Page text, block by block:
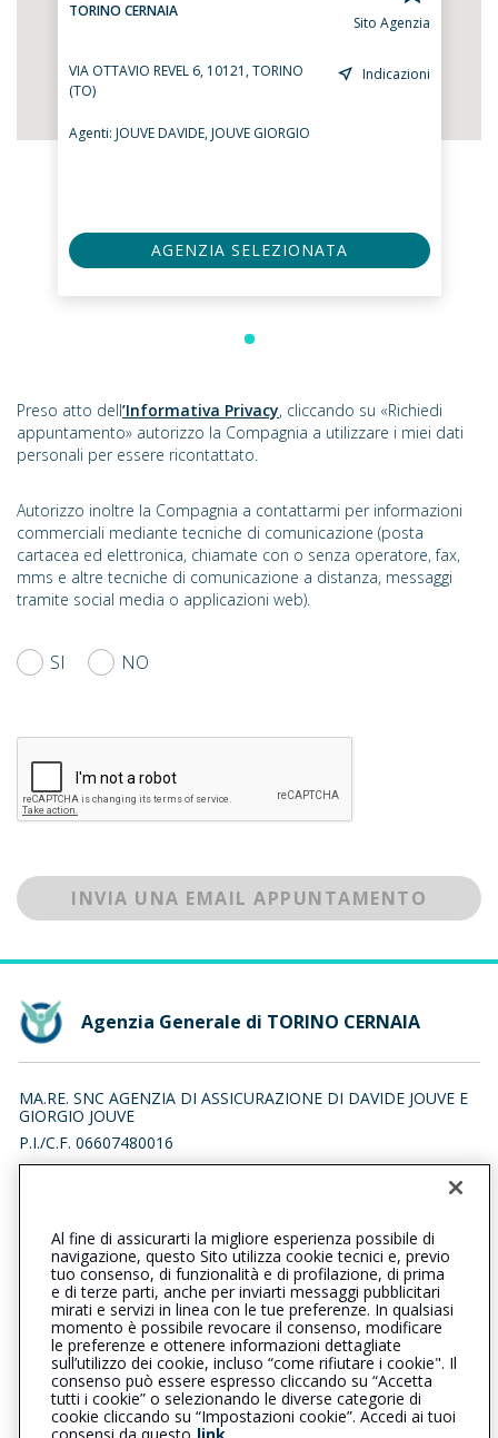
TORINO CERNAIA
Sito Agenzia
VIA OTTAVIO REVEL 6, 10121, TORINO
(TO)
Indicazioni
Agenti: JOUVE DAVIDE,JOUVE GIORGIO
AGENZIA SELEZIONATA
Preso atto dell’Informativa Privacy, cliccando su «Richiedi
appuntamento» autorizzo la Compagnia a utilizzare i miei dati
personali per essere ricontattato.
Autorizzo inoltre la Compagnia a contattarmi per informazioni
commerciali mediante tecniche di comunicazione (posta
cartacea ed elettronica, chiamate con o senza operatore, fax,
mms e altre tecniche di comunicazione a distanza, messaggi
tramite social media o applicazioni web).
SI NO
INVIA UNA EMAIL APPUNTAMENTO
Agenzia Generale di TORINO CERNAIA
MA.RE. SNC AGENZIA DI ASSICURAZIONE DI DAVIDE JOUVE E
GIORGIO JOUVE
P.I./C.F. 06607480016
CORSO ALESSANDRO TASSONI 31/A, 10143 TORINO (TO)
0115612161 0115612173
torinocernaia@cattolica.it
maresnc.pec@pcert.it
L’intermediario è soggetto al controllo dell’IVASS. Consulta il
Registro RUI al seguentelink
Al fine di assicurarti la migliore esperienza possibile di
navigazione, questo Sito utilizza cookie tecnici e, previo
tuo consenso, di funzionalità e di profilazione, di prima
e di terze parti, anche per inviarti messaggi pubblicitari
mirati e servizi in linea con le tue preferenze. In qualsiasi
momento è possibile revocare il consenso, modificare
le preferenze e ottenere informazioni dettagliate
sull’utilizzo dei cookie, incluso “come rifiutare i cookie". Il
consenso può essere espresso cliccando su “Accetta
tutti i cookie” o selezionando le diverse categorie di
cookie cliccando su “Impostazioni cookie”. Accedi ai tuoi